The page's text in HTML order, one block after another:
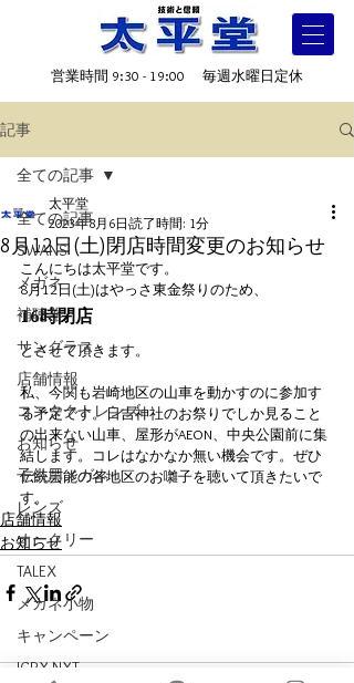
営業時間 9:30 - 19:00 毎週水曜日定休
記事
全ての記事
SWANS
メガネ
補聴器
サングラス
店舗情報
コンタクトレンズ
お知らせ
子供用メガネ
レンズ
オークリー
TALEX
メガネ小物
キャンペーン
ICRX NXT
全ての記事
8月12日(土)閉店時間変更のお知らせ
太平堂
2023年8月6日 読了時間: 1分
こんにちは太平堂です。
8月12日(土)はやっさ東金祭りのため、
16時閉店
とさせて頂きます。
私、今関も岩崎地区の山車を動かすのに参加す
る予定です。日吉神社のお祭りでしか見ること
の出来ない山車、屋形がAEON、中央公園前に集
結します。コレはなかなか無い機会です。ぜひ
伝統芸能の各地区のお囃子を聴いて頂きたいで
す。
店舗情報
お知らせ